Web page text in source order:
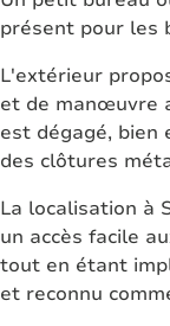
présent pour les
L'extérieur
et de manœuvre
est dégagé,
des clôtures
La localisation à
un accès facile
tout en étant
et reconnu